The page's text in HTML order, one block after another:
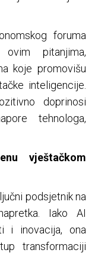
foruma
pitanjima,
koje promovišu
inteligencije.
doprinosi
tehnologa,
vještačkom
podsjetnik na
Iako AI
i inovacija, ona
transformaciji